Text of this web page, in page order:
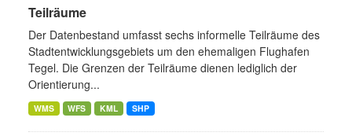
Teilräume
Der Datenbestand umfasst sechs informelle Teilräume des
Stadtentwicklungsgebiets um den ehemaligen Flughafen
Tegel. Die Grenzen der Teilräume dienen lediglich der
Orientierung...
WMS WFS KML SHP